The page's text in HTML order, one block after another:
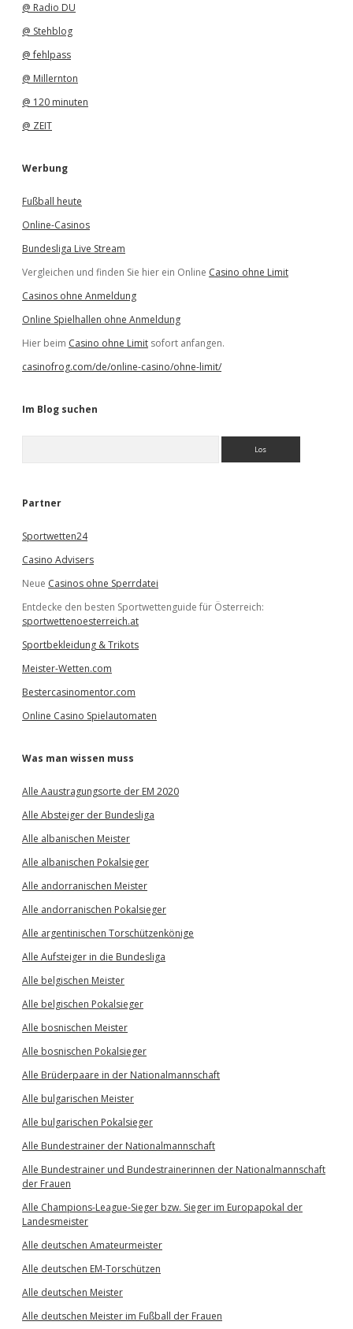
@ Radio DU
@ Stehblog
@ fehlpass
@ Millernton
@ 120 minuten
@ ZEIT
Werbung
Fußball heute
Online-Casinos
Bundesliga Live Stream
Vergleichen und finden Sie hier ein Online Casino ohne Limit
Casinos ohne Anmeldung
Online Spielhallen ohne Anmeldung
Hier beim Casino ohne Limit sofort anfangen.
casinofrog.com/de/online-casino/ohne-limit/
Im Blog suchen
e
Partner
Sportwetten24
Casino Advisers
Neue Casinos ohne Sperrdatei
Entdecke den besten Sportwettenguide für Österreich:
sportwettenoesterreich.at
Sportbekleidung & Trikots
Meister-Wetten.com
Bestercasinomentor.com
Online Casino Spielautomaten
Was man wissen muss
Alle Aaustragungsorte der EM 2020
Alle Absteiger der Bundesliga
Alle albanischen Meister
Alle albanischen Pokalsieger
Alle andorranischen Meister
Alle andorranischen Pokalsieger
Alle argentinischen Torschützenkönige
Alle Aufsteiger in die Bundesliga
Alle belgischen Meister
Alle belgischen Pokalsieger
Alle bosnischen Meister
Alle bosnischen Pokalsieger
Alle Brüderpaare in der Nationalmannschaft
Alle bulgarischen Meister
Alle bulgarischen Pokalsieger
Alle Bundestrainer der Nationalmannschaft
Alle Bundestrainer und Bundestrainerinnen der Nationalmannschaft
der Frauen
Alle Champions-League-Sieger bzw. Sieger im Europapokal der
Landesmeister
Alle deutschen Amateurmeister
Alle deutschen EM-Torschützen
Alle deutschen Meister
Alle deutschen Meister im Fußball der Frauen